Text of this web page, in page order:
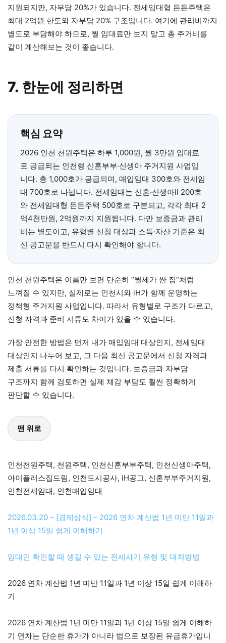
지원되지만, 자부담 20%가 있습니다. 전세임대형 든든주택은
최대 2억원 한도와 자부담 20% 구조입니다. 여기에 관리비까지
별도로 부담해야 하므로, 월 임대료만 보지 말고 총 주거비를
같이 계산해보는 것이 좋습니다.
7. 한눈에 정리하면
핵심 요약
2026 인천 천원주택은 하루 1,000원, 월 3만원 임대료
로 공급되는 인천형 신혼부부·신생아 주거지원 사업입
니다. 총 1,000호가 공급되며, 매입임대 300호와 전세임
대 700호로 나뉩니다. 전세임대는 신혼·신생아Ⅱ 200호
와 전세임대형 든든주택 500호로 구분되고, 각각 최대 2
억4천만원, 2억원까지 지원됩니다. 다만 보증금과 관리
비는 별도이고, 유형별 신청 대상과 소득·자산 기준은 최
신 공고문을 반드시 다시 확인해야 합니다.
인천 천원주택은 이름만 보면 단순히 “월세가 싼 집”처럼
느껴질 수 있지만, 실제로는 인천시와 iH가 함께 운영하는
정책형 주거지원 사업입니다. 따라서 유형별로 구조가 다르고,
신청 자격과 준비 서류도 차이가 있을 수 있습니다.
가장 안전한 방법은 먼저 내가 매입임대 대상인지, 전세임대
대상인지 나누어 보고, 그 다음 최신 공고문에서 신청 자격과
제출 서류를 다시 확인하는 것입니다. 보증금과 자부담
구조까지 함께 검토하면 실제 체감 부담도 훨씬 정확하게
판단할 수 있습니다.
맨 위로
인천천원주택, 천원주택, 인천신혼부부주택, 인천신생아주택,
아이플러스집드림, 인천도시공사, iH공고, 신혼부부주거지원,
인천전세임대, 인천매입임대
2026.03.20 – [경제상식] – 2026 연차 계산법 1년 미만 11일과
1년 이상 15일 쉽게 이해하기
임대인 확인할 때 생길 수 있는 전세사기 유형 및 대처방법
2026 연차 계산법 1년 미만 11일과 1년 이상 15일 쉽게 이해하
기
2026 연차 계산법 1년 미만 11일과 1년 이상 15일 쉽게 이해하
기 연차는 단순한 휴가가 아니라 법으로 보장된 유급휴가입니